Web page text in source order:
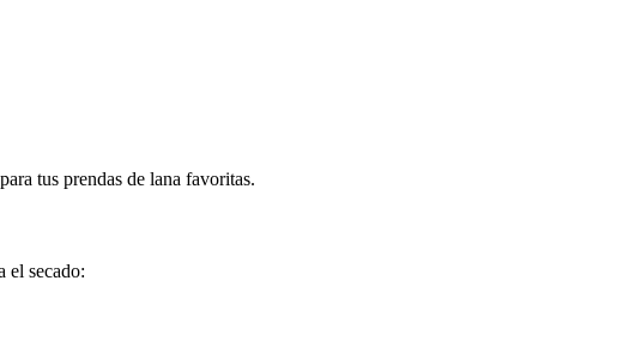
tus prendas de lana favoritas.
el secado: